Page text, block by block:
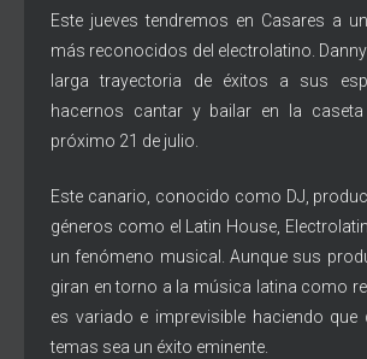
Este jueves tendremos en Casares a
más reconocidos del electrolatino.
larga trayectoria de éxitos a sus
hacernos cantar y bailar en la caseta
próximo 21 de julio.
Este canario, conocido como DJ,
géneros como el Latin House,
un fenómeno musical. Aunque sus
giran en torno a la música latina como
es variado e imprevisible haciendo
temas sea un éxito eminente.